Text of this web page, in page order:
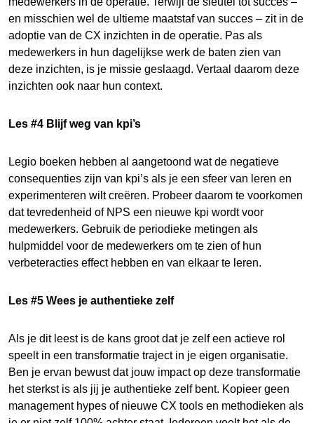
en misschien wel de ultieme maatstaf van succes – zit in de
adoptie van de CX inzichten in de operatie. Pas als
medewerkers in hun dagelijkse werk de baten zien van
deze inzichten, is je missie geslaagd. Vertaal daarom deze
inzichten ook naar hun context.
Les #4 Blijf weg van kpi’s
Legio boeken hebben al aangetoond wat de negatieve
consequenties zijn van kpi’s als je een sfeer van leren en
experimenteren wilt creëren. Probeer daarom te voorkomen
dat tevredenheid of NPS een nieuwe kpi wordt voor
medewerkers. Gebruik de periodieke metingen als
hulpmiddel voor de medewerkers om te zien of hun
verbeteracties effect hebben en van elkaar te leren.
Les #5 Wees je authentieke zelf
Als je dit leest is de kans groot dat je zelf een actieve rol
speelt in een transformatie traject in je eigen organisatie.
Ben je ervan bewust dat jouw impact op deze transformatie
het sterkst is als jij je authentieke zelf bent. Kopieer geen
management hypes of nieuwe CX tools en methodieken als